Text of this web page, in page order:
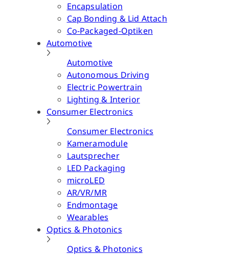
Encapsulation
Cap Bonding & Lid Attach
Co-Packaged-Optiken
Automotive
Automotive
Autonomous Driving
Electric Powertrain
Lighting & Interior
Consumer Electronics
Consumer Electronics
Kameramodule
Lautsprecher
LED Packaging
microLED
AR/VR/MR
Endmontage
Wearables
Optics & Photonics
Optics & Photonics